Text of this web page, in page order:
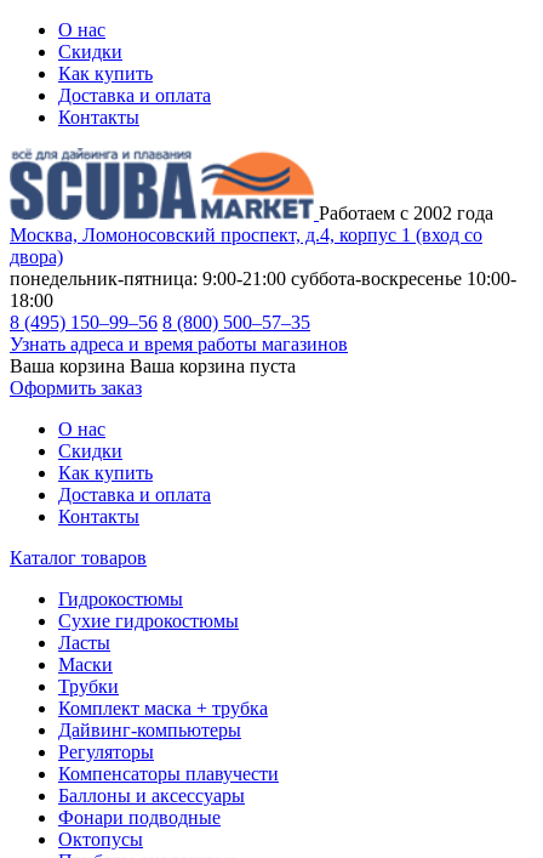
О нас
Скидки
Как купить
Доставка и оплата
Контакты
Работаем с 2002 года
Москва, Ломоносовский проспект, д.4, корпус 1 (вход со
двора)
понедельник-пятница: 9:00-21:00 суббота-воскресенье 10:00-
18:00
8 (495) 150–99–56 8 (800) 500–57–35
Узнать адреса и время работы магазинов
Ваша корзина Ваша корзина пуста
Оформить заказ
О нас
Скидки
Как купить
Доставка и оплата
Контакты
Каталог товаров
Гидрокостюмы
Сухие гидрокостюмы
Ласты
Маски
Трубки
Комплект маска + трубка
Дайвинг-компьютеры
Регуляторы
Компенсаторы плавучести
Баллоны и аксессуары
Фонари подводные
Октопусы